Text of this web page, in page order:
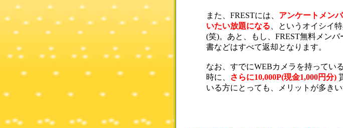
また、FRESTには、 アンケートメン
いたい放題になる 、というオイシイ
(笑)。あと、もし、FREST無料メン
書などはすべて返却となります。
なお、すでにWEBカメラを持ってい
時に、
さらに10,000P(現金1,000円分)
いる方にとっても、メリットが多きい